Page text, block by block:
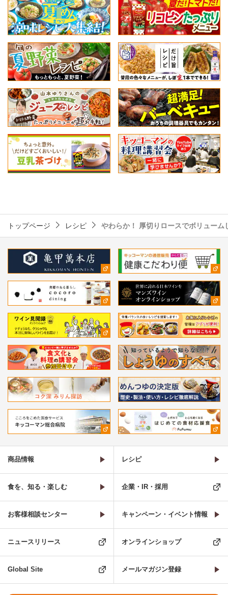
トップページ レシピ やわらか！ 厚切りロースでボリュー
商品情報 レシピ
食を、知る・楽しむ 企業・IR・採用
お客様相談センター キャンペーン・イベント情報
ニュースリリース オンラインショップ
Global Site メールマガジン登録